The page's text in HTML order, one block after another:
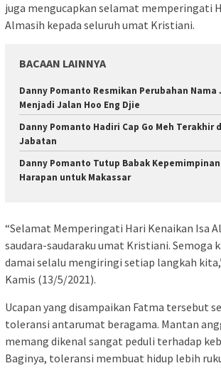
juga mengucapkan selamat memperingati
Almasih kepada seluruh umat Kristiani.
BACAAN LAINNYA
Danny Pomanto Resmikan Perubahan Nama
Menjadi Jalan Hoo Eng Djie
Danny Pomanto Hadiri Cap Go Meh Terakhir
Jabatan
Danny Pomanto Tutup Babak
Harapan untuk Makassar
“Selamat Memperingati Hari Kenaikan Isa
saudara-saudaraku umat Kristiani. Semoga
damai selalu mengiringi setiap langkah
Kamis (13/5/2021).
Ucapan yang disampaikan Fatma tersebut
toleransi antarumat beragama. Mantan
memang dikenal sangat peduli terhadap
Baginya, toleransi membuat hidup lebih